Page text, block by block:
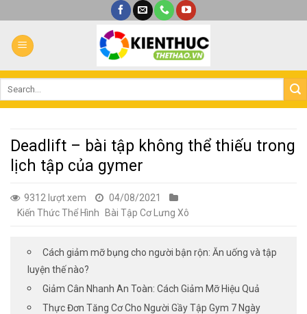
qua
nội
dung
Deadlift – bài tập không thể thiếu trong
lịch tập của gymer
9312 lượt xem
04/08/2021
Kiến Thức Thể Hình
Bài Tập Cơ Lưng Xô
Cách giảm mỡ bụng cho người bận rộn: Ăn uống và tập
luyện thế nào?
Giảm Cân Nhanh An Toàn: Cách Giảm Mỡ Hiệu Quả
Thực Đơn Tăng Cơ Cho Người Gầy Tập Gym 7 Ngày